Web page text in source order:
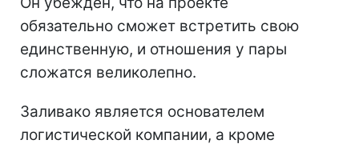
обязательно сможет встретить свою
единственную, и отношения у пары
сложатся великолепно.
Заливако является основателем
логистической компании, а кроме